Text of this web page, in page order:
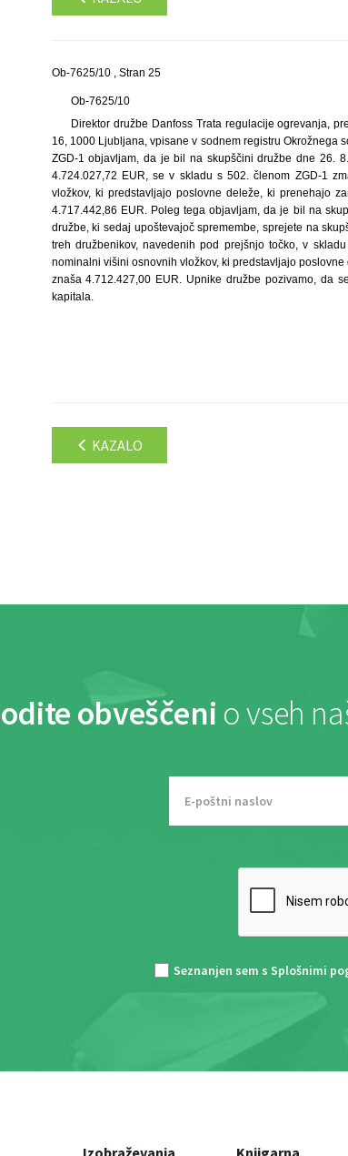
Ob-7625/10 , Stran 25
Ob-7625/10
Direktor družbe Danfoss Trata regulacije ogrevanja,
16, 1000 Ljubljana, vpisane v sodnem registru
ZGD-1 objavljam, da je bil na skupščini družbe dne 26.
4.724.027,72 EUR, se v skladu s 502. členom ZGD-1
vložkov, ki predstavljajo poslovne deleže, ki prenehajo
4.717.442,86 EUR. Poleg tega objavljam, da je bil na
družbe, ki sedaj upoštevajoč spremembe, sprejete na
treh družbenikov, navedenih pod prejšnjo točko, v
nominalni višini osnovnih vložkov, ki predstavljajo
znaša 4.712.427,00 EUR. Upnike družbe pozivamo, da
kapitala.
KAZALO
obveščeni o vseh
Seznanjen sem s Splošnimi